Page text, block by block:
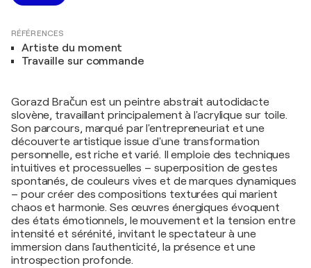
RÉFÉRENCES
Artiste du moment
Travaille sur commande
Gorazd Bračun est un peintre abstrait autodidacte
slovène, travaillant principalement à l'acrylique sur toile.
Son parcours, marqué par l'entrepreneuriat et une
découverte artistique issue d'une transformation
personnelle, est riche et varié. Il emploie des techniques
intuitives et processuelles – superposition de gestes
spontanés, de couleurs vives et de marques dynamiques
– pour créer des compositions texturées qui marient
chaos et harmonie. Ses œuvres énergiques évoquent
des états émotionnels, le mouvement et la tension entre
intensité et sérénité, invitant le spectateur à une
immersion dans l'authenticité, la présence et une
introspection profonde.